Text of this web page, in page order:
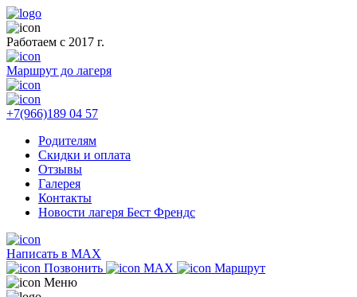
Работаем с 2017 г.
Маршрут до лагеря
+7(966)189 04 57
Родителям
Скидки и оплата
Отзывы
Галерея
Контакты
Новости лагеря Бест Френдс
Написать в MAX
Позвонить
MAX
Маршрут
Меню